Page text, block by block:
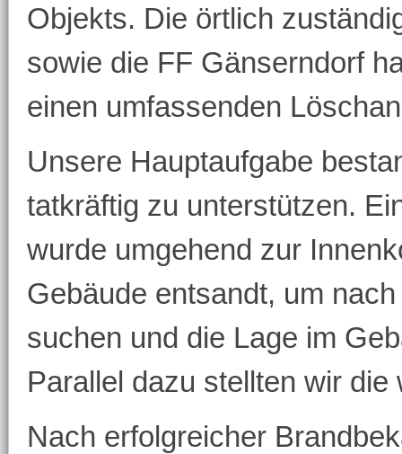
Objekts. Die örtlich
sowie die FF Gänserndorf
einen umfassenden
Unsere Hauptaufgabe
tatkräftig zu unterstützen.
wurde umgehend zur
Gebäude entsandt, um
suchen und die Lage im
Parallel dazu stellten wir
Nach erfolgreicher